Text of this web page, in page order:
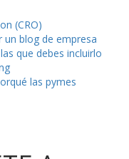
(CRO)
blog de empresa
que debes incluirlo
las pymes